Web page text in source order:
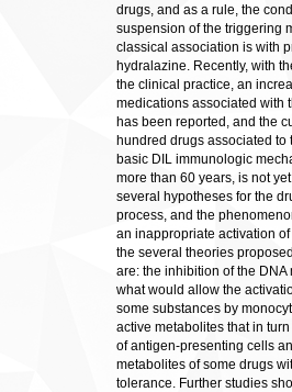
drugs, and as a rule, the
suspension of the triggering
classical association is with
hydralazine. Recently, with
the clinical practice, an
medications associated with
has been reported, and the
hundred drugs associated to
basic DIL immunologic
more than 60 years, is not
several hypotheses for the
process, and the
an inappropriate activation
the several theories
are: the inhibition of the
what would allow the
some substances by
active metabolites that in
of antigen-presenting cells
metabolites of some drugs
tolerance. Further studies